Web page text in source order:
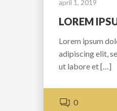
april 1, 2019
LOREM
Lorem ipsum
adipiscing elit,
ut labore et […]
0